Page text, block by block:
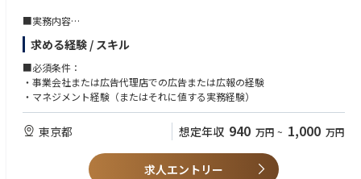
●キャリアパス
・対外広報だけでなく、対内広報やコーポレートブランディングなど幅広
い業務に携われる機会があります。
・第二の創業期、またIPOを控えているため、経営視点をもった広報活動
を推進するチャンスがあります。
・将来的には広報責任者として組織をリードいただくほか、IRとの連携な
ど、企業価値向上に直結する役割を担っていただくことも可能です。
■実務内容
・プレスリリースの作成と配信
・メディアリレーションの構築、取材依頼やインタビューの調整
・社内報の制作
・プレス向けの発表会や記者会見
・統合報告書の作成
以下は担当部門との連携により対応
・ＳＮＳ等を活用した対外発信の企画、立案、コンテンツ作成
・展示会などのイベントを企画・運営 等
求める経験 / スキル
■必須条件：
・事業会社または広告代理店での広告または広報の経験
・マネジメント経験（またはそれに値する実務経験）
東京都 想定年収 940 万円 ~ 1,000 万円
求人エントリー